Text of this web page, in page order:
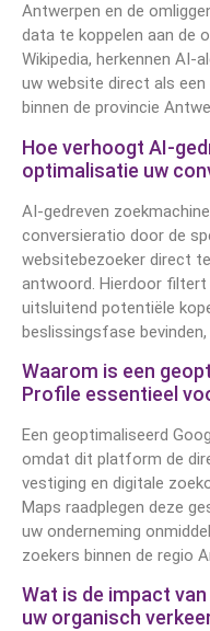
Antwerpen en de
data te koppelen aan de
Wikipedia, herkennen AI-
uw website direct als
binnen de provincie
Hoe verhoogt AI-
optimalisatie uw
AI-gedreven
conversieratio door de
websitebezoeker direct
antwoord. Hierdoor
uitsluitend potentiële
beslissingsfase
Waarom is een
Profile essentieel
Een geoptimaliseerd
omdat dit platform de
vestiging en digitale
Maps raadplegen deze
uw onderneming
zoekers binnen de regio
Wat is de impact
uw organisch